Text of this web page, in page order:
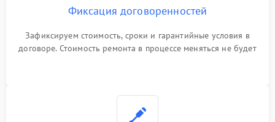
Фиксация договоренностей
Зафиксируем стоимость, сроки и гарантийные условия в
договоре. Стоимость ремонта в процессе меняться не будет